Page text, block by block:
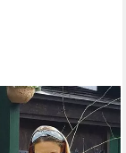
Massivholz 112 x
für Garten,